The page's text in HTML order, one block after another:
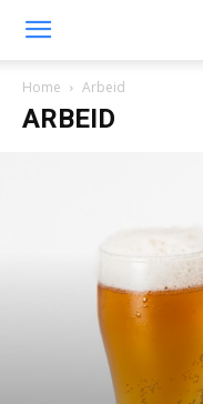
Home Arbeid
ARBEID